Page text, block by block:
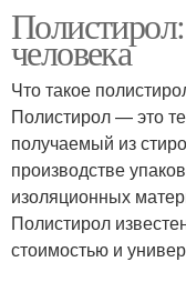
человека
Что такое
Полистирол — это
получаемый из
производстве
изоляционных
Полистирол
стоимостью и